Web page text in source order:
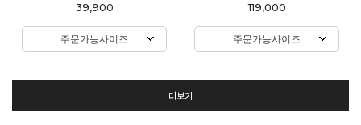
39,900
주문가능사이즈
119,000
주문가능사이즈
더보기